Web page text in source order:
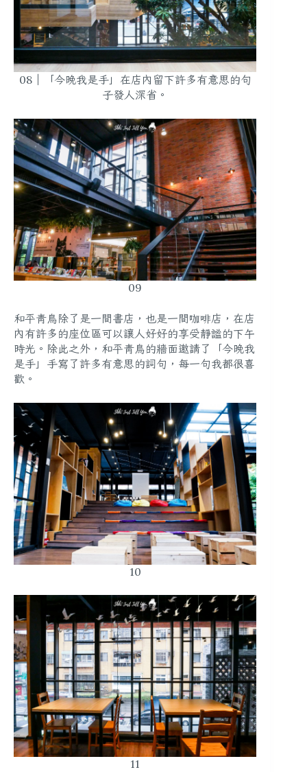
08｜「今晚我是手」在店內留下許多有意思的句
子發人深省。
09
和平青鳥除了是一間書店，也是一間咖啡店，在店
內有許多的座位區可以讓人好好的享受靜謐的下午
時光。除此之外，和平青鳥的牆面邀請了「今晚我
是手」手寫了許多有意思的詞句，每一句我都很喜
歡。
10
11